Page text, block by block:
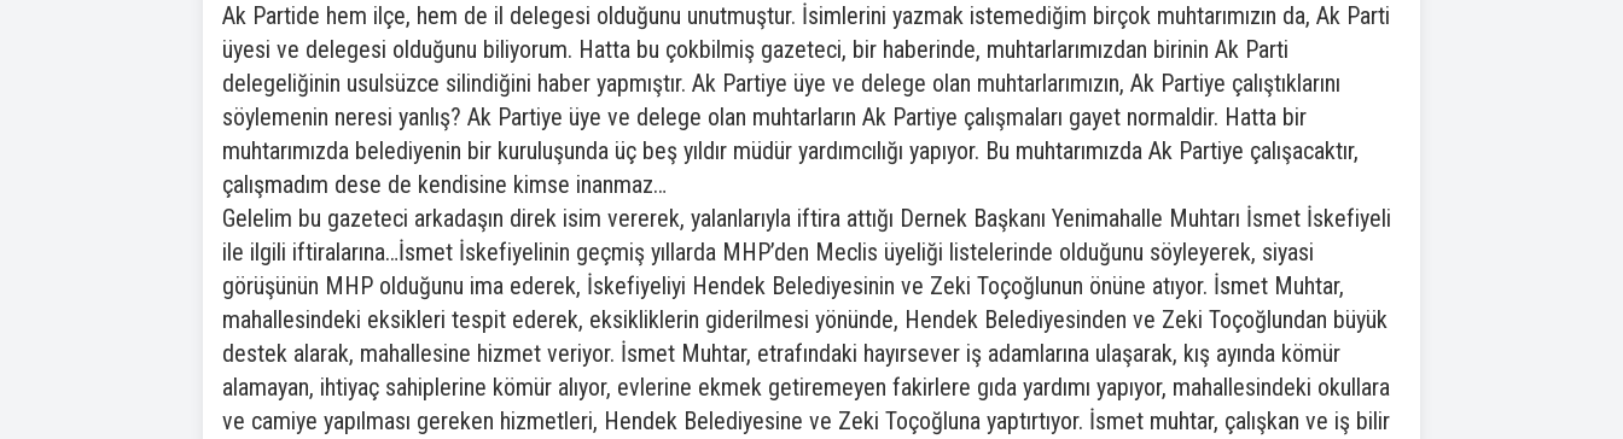
Ak Partide hem ilçe, hem de il delegesi olduğunu unutmuştur. İsimlerini yazmak istemediğim birçok muhtarımızın da, Ak Parti
üyesi ve delegesi olduğunu biliyorum. Hatta bu çokbilmiş gazeteci, bir haberinde, muhtarlarımızdan birinin Ak Parti
delegeliğinin usulsüzce silindiğini haber yapmıştır. Ak Partiye üye ve delege olan muhtarlarımızın, Ak Partiye çalıştıklarını
söylemenin neresi yanlış? Ak Partiye üye ve delege olan muhtarların Ak Partiye çalışmaları gayet normaldir. Hatta bir
muhtarımızda belediyenin bir kuruluşunda üç beş yıldır müdür yardımcılığı yapıyor. Bu muhtarımızda Ak Partiye çalışacaktır,
çalışmadım dese de kendisine kimse inanmaz…
Gelelim bu gazeteci arkadaşın direk isim vererek, yalanlarıyla iftira attığı Dernek Başkanı Yenimahalle Muhtarı İsmet İskefiyeli
ile ilgili iftiralarına…İsmet İskefiyelinin geçmiş yıllarda MHP’den Meclis üyeliği listelerinde olduğunu söyleyerek, siyasi
görüşünün MHP olduğunu ima ederek, İskefiyeliyi Hendek Belediyesinin ve Zeki Toçoğlunun önüne atıyor. İsmet Muhtar,
mahallesindeki eksikleri tespit ederek, eksikliklerin giderilmesi yönünde, Hendek Belediyesinden ve Zeki Toçoğlundan büyük
destek alarak, mahallesine hizmet veriyor. İsmet Muhtar, etrafındaki hayırsever iş adamlarına ulaşarak, kış ayında kömür
alamayan, ihtiyaç sahiplerine kömür alıyor, evlerine ekmek getiremeyen fakirlere gıda yardımı yapıyor, mahallesindeki okullara
ve camiye yapılması gereken hizmetleri, Hendek Belediyesine ve Zeki Toçoğluna yaptırtıyor. İsmet muhtar, çalışkan ve iş bilir